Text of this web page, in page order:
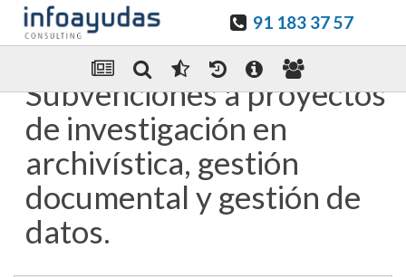
91 183 37 57
Enviar Por email
Subvenciones a proyectos
de investigación en
archivística, gestión
documental y gestión de
datos.